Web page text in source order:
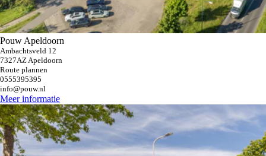
Pouw Apeldoorn
Ambachtsveld 12
7327AZ Apeldoorn
Route plannen
0555395395
info@pouw.nl
Meer informatie